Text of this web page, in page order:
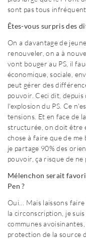
sont pas tous
Êtes-vous surpris des
On a davantage de
renouveler, on a à
vont bouger au PS, il
économique, sociale,
peut gérer des
pouvoir. Ceci dit,
l'explosion du PS. Ce
tensions. Et en face de
structurée, on doit être
chose à faire que de
je partage 90% des
pouvoir, ça risque de
Mélenchon serait
Pen ?
Oui... Mais laissons
la circonscription, je
communes
protection de la source